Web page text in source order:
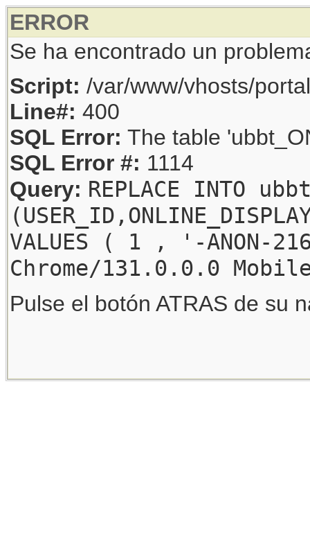
ERROR
Se ha encontrado un
Script: /var/www/vhosts/
Line#: 400
SQL Error: The table
SQL Error #: 1114
Query: REPLACE INTO
VALUES ( 1 , '-
Chrome/131.0.0.0
Pulse el botón ATRAS de su